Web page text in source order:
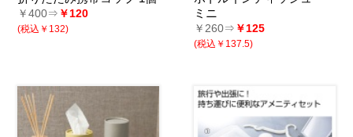
￥400⇒ ￥120
(税込￥132)
ミニ
￥260⇒ ￥125
(税込￥137.5)